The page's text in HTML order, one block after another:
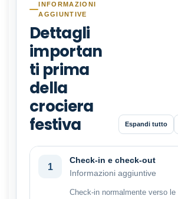
INFORMAZIONI
AGGIUNTIVE
Dettagli
importan
ti prima
della
crociera
festiva
Espandi tutto
1
Check-in e check-out
Informazioni aggiuntive
Check-in normalmente verso le